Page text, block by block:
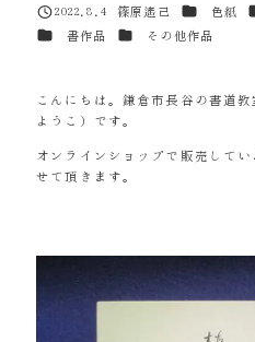
投稿日
2022.8.4
篠原遙己 カテゴリー
色紙
カテゴリー
書作品 カテゴリーその他作品
こんにちは。鎌倉市長谷の書道
ようこ）です。
オンラインショップで販売して
せて頂きます。